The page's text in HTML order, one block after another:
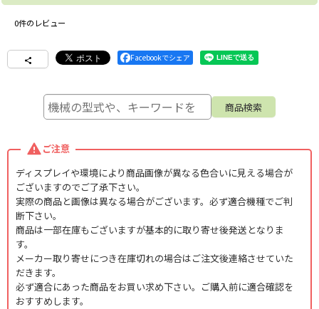
0件のレビュー
Facebookでシェア
ご注意
ディスプレイや環境により商品画像が異なる色合いに見える場合が
ございますのでご了承下さい。
実際の商品と画像は異なる場合がございます。必ず適合機種でご判
断下さい。
商品は一部在庫もございますが基本的に取り寄せ後発送となりま
す。
メーカー取り寄せにつき在庫切れの場合はご注文後連絡させていた
だきます。
必ず適合にあった商品をお買い求め下さい。ご購入前に適合確認を
おすすめします。